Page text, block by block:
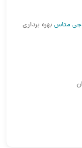
جی متاسبهره برداری